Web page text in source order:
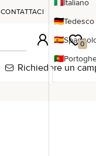
CONTATTACI
Italiano
🇩🇪Tedesco
🇪🇸
🇵🇹
Accesso 0
La
Richiedere un